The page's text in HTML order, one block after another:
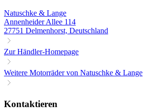
Natuschke & Lange
Annenheider Allee 114
27751 Delmenhorst, Deutschland
Zur Händler-Homepage
Weitere Motorräder von Natuschke & Lange
Kontaktieren